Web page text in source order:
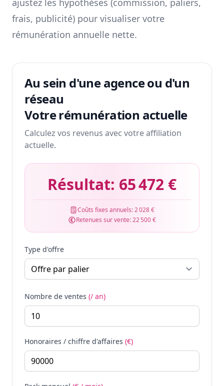
ajustez les hypothèses (commission, paliers,
frais, publicité) pour visualiser votre
rémunération annuelle nette.
Au sein d'une agence ou d'un
réseau
Votre rémunération actuelle
Calculez vos revenus avec votre affiliation
actuelle.
Résultat: 65 472 €
Coûts fixes annuels:2 028 €
Retenues sur vente:22 500 €
Type d'offre
Nombre de ventes (/ an)
Honoraires / chiffre d'affaires (€)